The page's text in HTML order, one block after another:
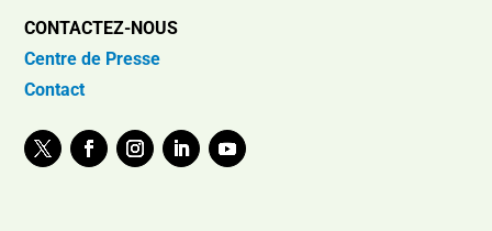
CONTACTEZ-NOUS
Centre de Presse
Contact